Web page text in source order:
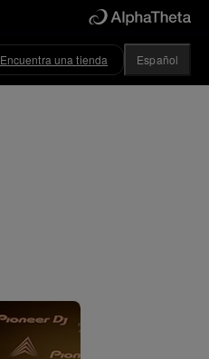
Encuentra una tienda Español